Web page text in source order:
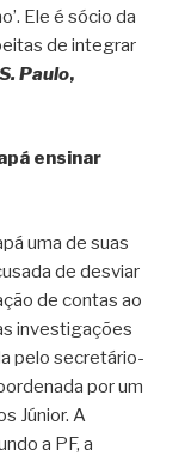
Ele é sócio da
de integrar
Paulo,
ensinar
uma de suas
de desviar
de contas ao
investigações
pelo secretário-
por um
Júnior. A
a PF, a